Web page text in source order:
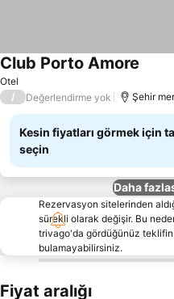
Otel
Club Porto Amore
/ Değerlendirme yok Şehir
Kesin fiyatları görmek için
seçin
Daha
Rezervasyon sitelerinden
sürekli olarak değişir. Bu
trivago'da gördüğünüz teklifin
bulamayabilirsiniz.
Fiyat aralığı